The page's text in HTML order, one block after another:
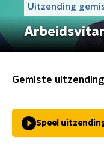
Uitzending
Gemiste
Speel